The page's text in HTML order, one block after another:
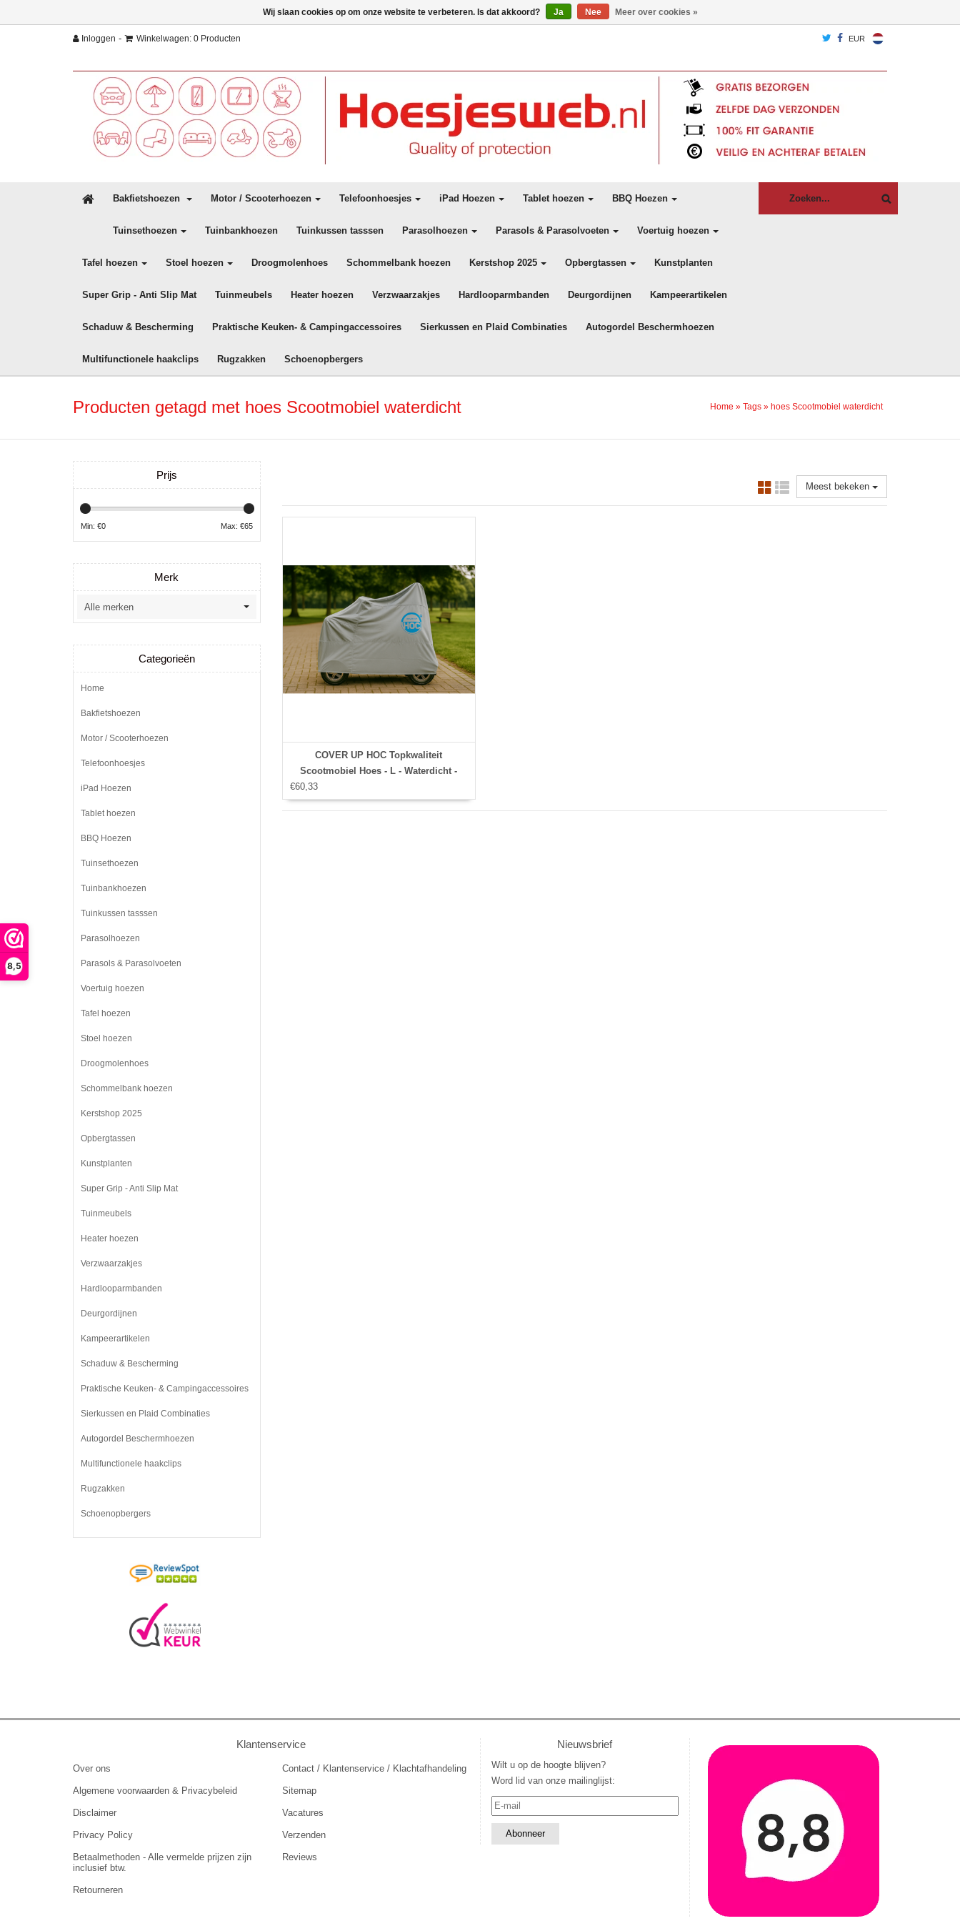
8,5
Inloggen - Winkelwagen: 0 Producten EUR
Bakfietshoezen Motor / Scooterhoezen Telefoonhoesjes iPad Hoezen Tablet hoezen BBQ Hoezen
Tuinsethoezen Tuinbankhoezen Tuinkussen tasssen Parasolhoezen Parasols & Parasolvoeten Voertuig hoezen
Tafel hoezen Stoel hoezen Droogmolenhoes Schommelbank hoezen Kerstshop 2025 Opbergtassen Kunstplanten
Super Grip - Anti Slip Mat Tuinmeubels Heater hoezen Verzwaarzakjes Hardlooparmbanden Deurgordijnen Kampeerartikelen
Schaduw & Bescherming Praktische Keuken- & Campingaccessoires Sierkussen en Plaid Combinaties Autogordel Beschermhoezen
Multifunctionele haakclips Rugzakken Schoenopbergers
Producten getagd met hoes Scootmobiel waterdicht Home » Tags » hoes Scootmobiel waterdicht
Meest bekeken
COVER UP HOC Topkwaliteit
Scootmobiel Hoes - L - Waterdicht -
220x95x110cm - Diamond label
Scootmobielhoes
€60,33
Prijs
Min: €0 Max: €65
Merk
Categorieën
Home
Bakfietshoezen
Motor / Scooterhoezen
Telefoonhoesjes
iPad Hoezen
Tablet hoezen
BBQ Hoezen
Tuinsethoezen
Tuinbankhoezen
Tuinkussen tasssen
Parasolhoezen
Parasols & Parasolvoeten
Voertuig hoezen
Tafel hoezen
Stoel hoezen
Droogmolenhoes
Schommelbank hoezen
Kerstshop 2025
Opbergtassen
Kunstplanten
Super Grip - Anti Slip Mat
Tuinmeubels
Heater hoezen
Verzwaarzakjes
Hardlooparmbanden
Deurgordijnen
Kampeerartikelen
Schaduw & Bescherming
Praktische Keuken- & Campingaccessoires
Sierkussen en Plaid Combinaties
Autogordel Beschermhoezen
Multifunctionele haakclips
Rugzakken
Schoenopbergers
Klantenservice
Over ons
Algemene voorwaarden & Privacybeleid
Disclaimer
Privacy Policy
Betaalmethoden - Alle vermelde prijzen zijn
inclusief btw.
Retourneren
Contact / Klantenservice / Klachtafhandeling
Sitemap
Vacatures
Verzenden
Reviews
Nieuwsbrief
Wilt u op de hoogte blijven?
Word lid van onze mailinglijst:
Wij slaan cookies op om onze website te verbeteren. Is dat akkoord? Ja Nee Meer over cookies »